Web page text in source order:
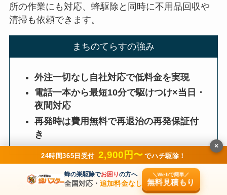
所の作業にも対応、蜂駆除と同時に不用品回収や
清掃も依頼できます。
まちのてらすの強み
外注一切なし自社対応で低料金を実現
電話一本から最短10分で駆けつけ×当日・
夜間対応
再発時は費用無料で再退治の再発保証付
き
会社情報を見る
24時間365日受付 2,900円〜 でハチ駆除！
蜂の巣駆除でお困りの方へ
全国対応・追加料金なし
＼Webで簡単／
無料見積もり
×